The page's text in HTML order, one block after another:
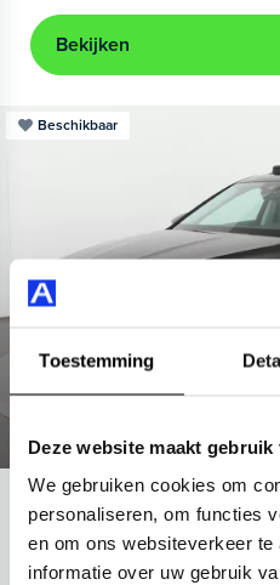
Toestemming
Deze website maakt gebruik
We gebruiken cookies om
personaliseren, om functies
en om ons websiteverkeer
informatie over uw gebruik
Bekijken
Beschikbaar
Audi e-tron
55 quattro Advanced 95 kWh